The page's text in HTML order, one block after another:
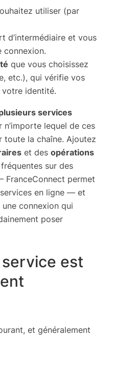
utiliser (par
d’intermédiaire et vous
connexion.
que vous choisissez
etc.), qui vérifie vos
identité.
services
n’importe lequel de ces
la chaîne. Ajoutez
et des opérations
sur des
FranceConnect permet
en ligne — et
connexion qui
poser
service est
et généralement